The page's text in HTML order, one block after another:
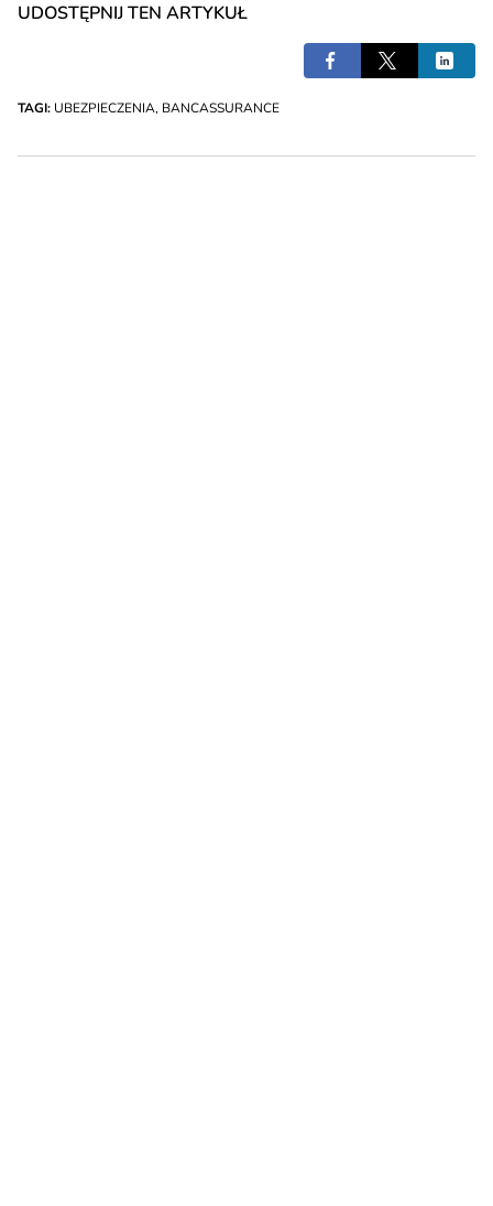
UDOSTĘPNIJ TEN ARTYKUŁ
TAGI: UBEZPIECZENIA, BANCASSURANCE